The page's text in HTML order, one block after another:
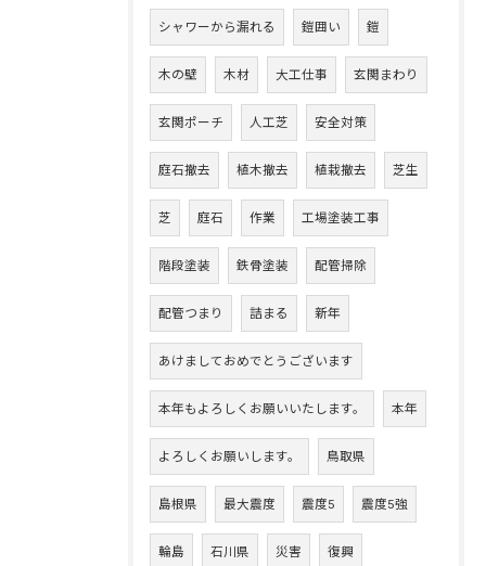
シャワーから漏れる 鎧囲い 鎧
木の壁 木材 大工仕事 玄関まわり
玄関ポーチ 人工芝 安全対策
庭石撤去 植木撤去 植栽撤去 芝生
芝 庭石 作業 工場塗装工事
階段塗装 鉄骨塗装 配管掃除
配管つまり 詰まる 新年
あけましておめでとうございます
本年もよろしくお願いいたします。 本年
よろしくお願いします。 鳥取県
島根県 最大震度 震度5 震度5強
輪島 石川県 災害 復興